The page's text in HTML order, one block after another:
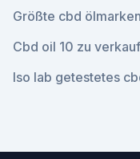
Größte cbd ölmarken
Cbd oil 10 zu
Iso lab getestetes